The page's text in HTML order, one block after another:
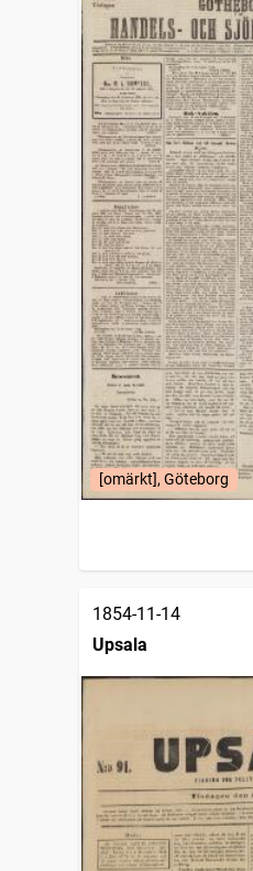
[omärkt], Göteborg
1854-11-14
Upsala